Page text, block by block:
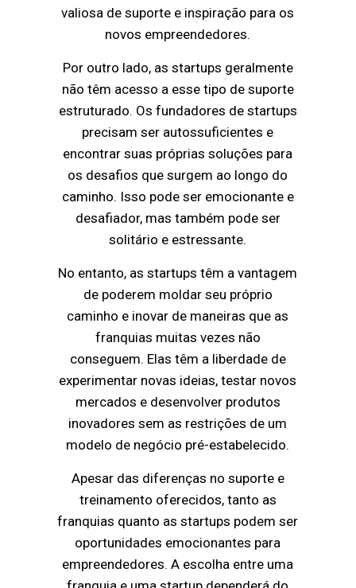
valiosa de suporte e inspiração para os
novos empreendedores.
Por outro lado, as startups geralmente
não têm acesso a esse tipo de suporte
estruturado. Os fundadores de startups
precisam ser autossuficientes e
encontrar suas próprias soluções para
os desafios que surgem ao longo do
caminho. Isso pode ser emocionante e
desafiador, mas também pode ser
solitário e estressante.
No entanto, as startups têm a vantagem
de poderem moldar seu próprio
caminho e inovar de maneiras que as
franquias muitas vezes não
conseguem. Elas têm a liberdade de
experimentar novas ideias, testar novos
mercados e desenvolver produtos
inovadores sem as restrições de um
modelo de negócio pré-estabelecido.
Apesar das diferenças no suporte e
treinamento oferecidos, tanto as
franquias quanto as startups podem ser
oportunidades emocionantes para
empreendedores. A escolha entre uma